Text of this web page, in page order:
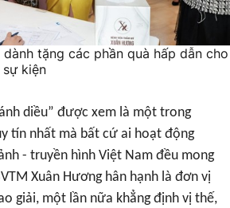
dành tặng các phần quà hấp dẫn cho
kiện
diều” được xem là một trong
tín nhất mà bất cứ ai hoạt động
- truyền hình Việt Nam đều mong
Xuân Hương hân hạnh là đơn vị
giải, một lần nữa khẳng định vị thế,